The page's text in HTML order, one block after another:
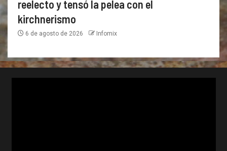
reelecto y tensó la pelea con el
kirchnerismo
6 de agosto de 2026 Infomix